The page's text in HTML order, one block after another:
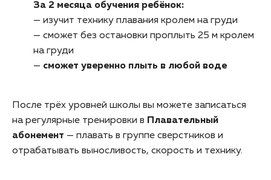
За 2 месяца обучения ребёнок:
— изучит технику плавания кролем на груди
— сможет без остановки проплыть 25 м кролем
на груди
— сможет уверенно плыть в любой воде
После трёх уровней школы вы можете записаться
на регулярные тренировки в Плавательный
абонемент — плавать в группе сверстников и
отрабатывать выносливость, скорость и технику.